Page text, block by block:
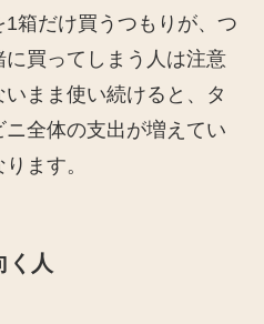
箱だけ買うつもりが、つ
買ってしまう人は注意
まま使い続けると、タ
全体の支出が増えてい
ます。
く人